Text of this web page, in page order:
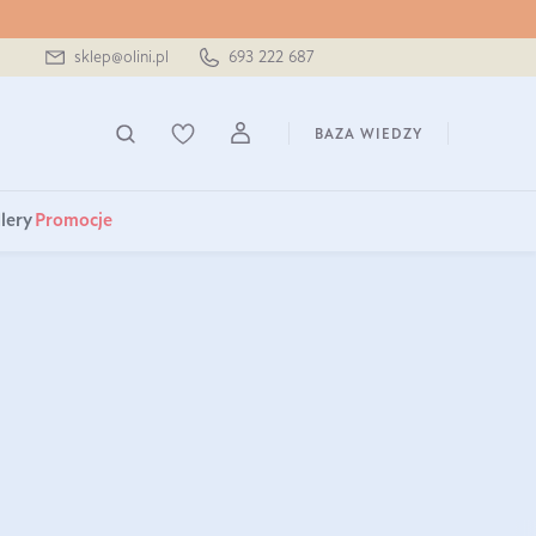
sklep@olini.pl 693 222 687
BAZA WIEDZY
Promocje